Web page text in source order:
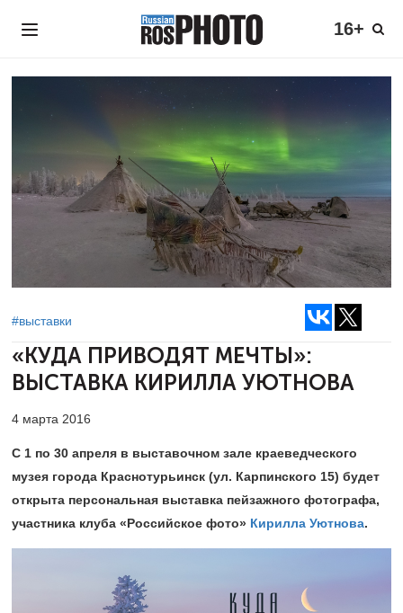
16+
#выставки
«КУДА ПРИВОДЯТ МЕЧТЫ»:
ВЫСТАВКА КИРИЛЛА УЮТНОВА
4 марта 2016
С 1 по 30 апреля в выставочном зале краеведческого
музея города Краснотурьинск (ул. Карпинского 15) будет
открыта персональная выставка пейзажного фотографа,
участника клуба «Российское фото» Кирилла Уютнова.